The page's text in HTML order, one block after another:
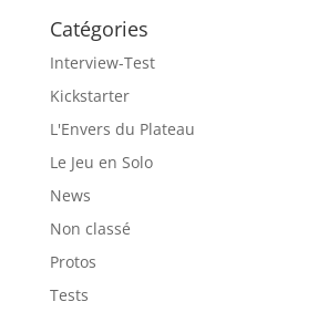
Catégories
Interview-Test
Kickstarter
L'Envers du Plateau
Le Jeu en Solo
News
Non classé
Protos
Tests